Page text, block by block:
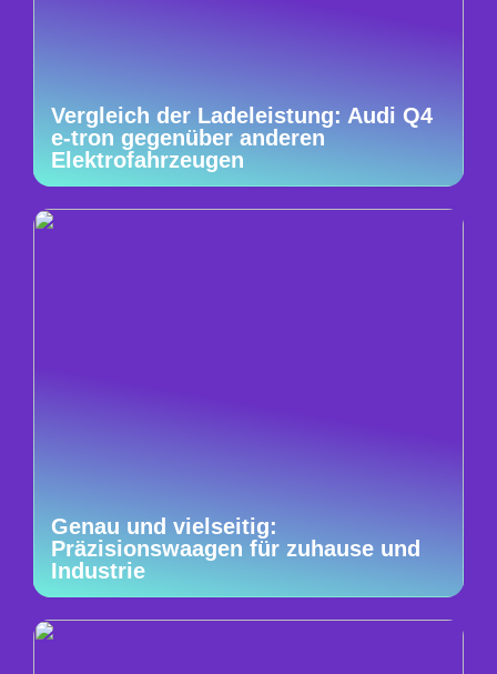
Vergleich der Ladeleistung: Audi Q4
e-tron gegenüber anderen
Elektrofahrzeugen
Genau und vielseitig:
Präzisionswaagen für zuhause und
Industrie